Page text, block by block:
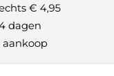
€ 4,95
dagen
aankoop